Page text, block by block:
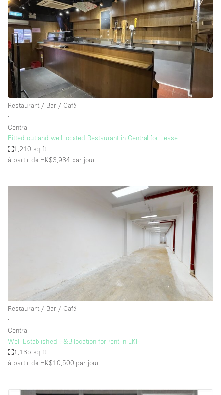
Restaurant / Bar / Café
∙
Central
Fitted out and well located Restaurant in Central for Lease
1,210 sq ft
à partir de HK$3,934 par jour
Restaurant / Bar / Café
∙
Central
Well Established F&B location for rent in LKF
1,135 sq ft
à partir de HK$10,500 par jour